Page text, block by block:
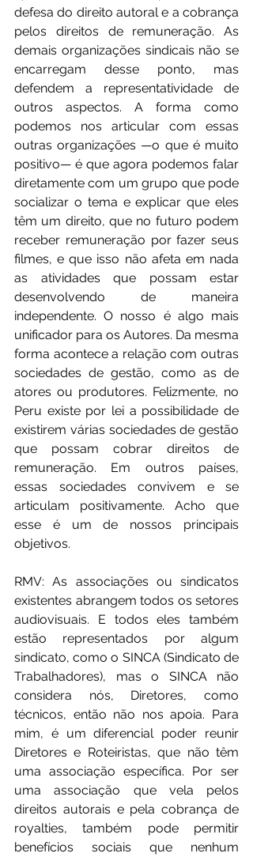
defesa do direito autoral e a cobrança
pelos direitos de remuneração. As
demais organizações sindicais não se
encarregam desse ponto, mas
defendem a representatividade de
outros aspectos. A forma como
podemos nos articular com essas
outras organizações —o que é muito
positivo— é que agora podemos falar
diretamente com um grupo que pode
socializar o tema e explicar que eles
têm um direito, que no futuro podem
receber remuneração por fazer seus
filmes, e que isso não afeta em nada
as atividades que possam estar
desenvolvendo de maneira
independente. O nosso é algo mais
unificador para os Autores. Da mesma
forma acontece a relação com outras
sociedades de gestão, como as de
atores ou produtores. Felizmente, no
Peru existe por lei a possibilidade de
existirem várias sociedades de gestão
que possam cobrar direitos de
remuneração. Em outros países,
essas sociedades convivem e se
articulam positivamente. Acho que
esse é um de nossos principais
objetivos.
RMV: As associações ou sindicatos
existentes abrangem todos os setores
audiovisuais. E todos eles também
estão representados por algum
sindicato, como o SINCA (Sindicato de
Trabalhadores), mas o SINCA não
considera nós, Diretores, como
técnicos, então não nos apoia. Para
mim, é um diferencial poder reunir
Diretores e Roteiristas, que não têm
uma associação específica. Por ser
uma associação que vela pelos
direitos autorais e pela cobrança de
royalties, também pode permitir
benefícios sociais que nenhum